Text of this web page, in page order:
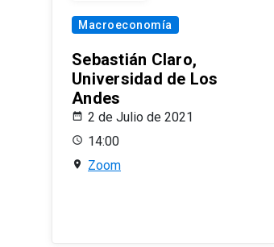
Macroeconomía
Sebastián Claro,
Universidad de Los
Andes
2 de Julio de 2021
14:00
Zoom